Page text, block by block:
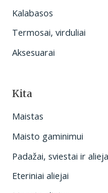
Kalabasos
Termosai, virduliai
Aksesuarai
Kita
Maistas
Maisto gaminimui
Padažai, sviestai ir
Eteriniai aliejai